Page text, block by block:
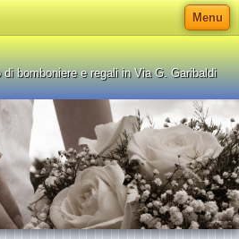
Menu
bomboniere e regali in Via G. Garibaldi